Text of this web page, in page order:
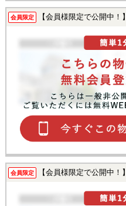
会員限定 【会員様限定で公開中！】
会員限定 【会員様限定で公開中！】